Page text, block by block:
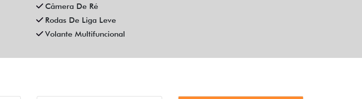
Câmera De Ré
Rodas De Liga Leve
Volante Multifuncional